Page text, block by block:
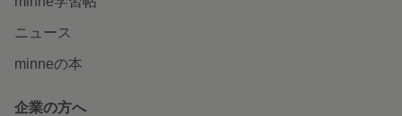
ニュース
minneの本
企業の方へ